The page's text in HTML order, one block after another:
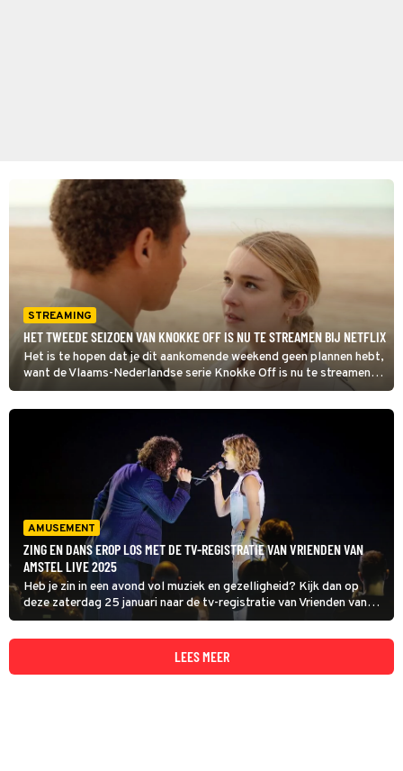
STREAMING
HET TWEEDE SEIZOEN VAN KNOKKE OFF IS NU TE STREAMEN BIJ NETFLIX
Het is te hopen dat je dit aankomende weekend geen plannen hebt,
want de Vlaams-Nederlandse serie Knokke Off is nu te streamen
bij Netflix.
AMUSEMENT
ZING EN DANS EROP LOS MET DE TV-REGISTRATIE VAN VRIENDEN VAN
AMSTEL LIVE 2025
Heb je zin in een avond vol muziek en gezelligheid? Kijk dan op
deze zaterdag 25 januari naar de tv-registratie van Vrienden van
Amstel LIVE 2025!
LEES MEER